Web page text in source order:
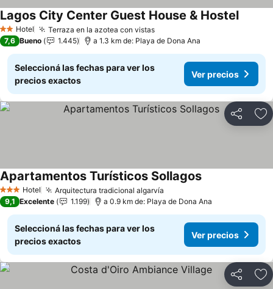
2 Estrellas
Hotel Terraza en la azotea con vistas
Lagos City Center Guest House & Hostel
7,6 Bueno 1.445 a 1.3 km de: Playa de Dona Ana
Seleccioná las fechas para ver los
precios exactos
Ver precios
Compartir
3 Estrellas
Hotel Arquitectura tradicional algarvía
Apartamentos Turísticos Sollagos
9,1 Excelente 1.199 a 0.9 km de: Playa de Dona Ana
Seleccioná las fechas para ver los
precios exactos
Ver precios
Compartir